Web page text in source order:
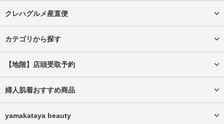
クレハグルメ産直便
カテゴリから探す
【地階】店頭受取予約
婦人肌着おすすめ商品
yamakataya beauty